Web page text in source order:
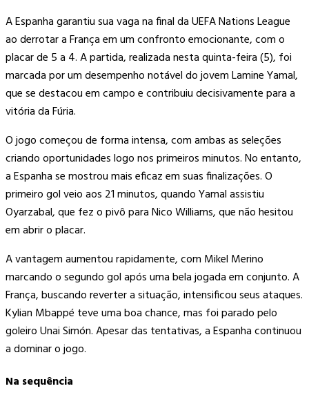
A Espanha garantiu sua vaga na final da UEFA Nations League
ao derrotar a França em um confronto emocionante, com o
placar de 5 a 4. A partida, realizada nesta quinta-feira (5), foi
marcada por um desempenho notável do jovem Lamine Yamal,
que se destacou em campo e contribuiu decisivamente para a
vitória da Fúria.
O jogo começou de forma intensa, com ambas as seleções
criando oportunidades logo nos primeiros minutos. No entanto,
a Espanha se mostrou mais eficaz em suas finalizações. O
primeiro gol veio aos 21 minutos, quando Yamal assistiu
Oyarzabal, que fez o pivô para Nico Williams, que não hesitou
em abrir o placar.
A vantagem aumentou rapidamente, com Mikel Merino
marcando o segundo gol após uma bela jogada em conjunto. A
França, buscando reverter a situação, intensificou seus ataques.
Kylian Mbappé teve uma boa chance, mas foi parado pelo
goleiro Unai Simón. Apesar das tentativas, a Espanha continuou
a dominar o jogo.
Na sequência